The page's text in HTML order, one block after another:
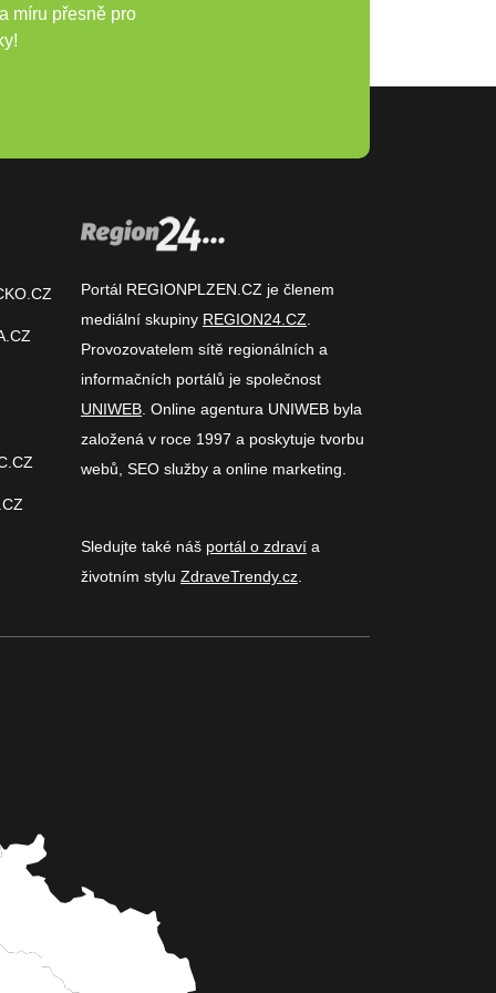
míru přesně pro
Portál REGIONPLZEN.CZ je členem
mediální skupiny REGION24.CZ
Provozovatelem sítě regionálních a
informačních portálů je společnost
UNIWEB . Online agentura UNIWEB byla
založená v roce 1997 a poskytuje tvorbu
webů, SEO služby a online marketing.
Sledujte také náš portál o zdraví a
životním stylu ZdraveTrendy.cz